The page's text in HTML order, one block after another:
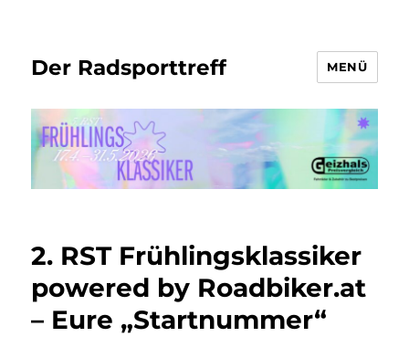
Der Radsporttreff MENÜ
2. RST Frühlingsklassiker
powered by Roadbiker.at
– Eure „Startnummer“